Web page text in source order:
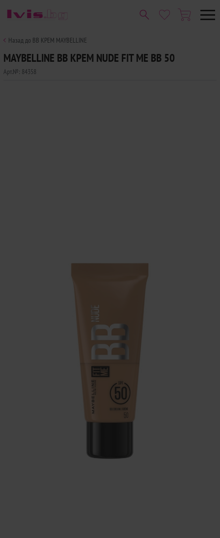
Назад до BB КРЕМ MAYBELLINE
MAYBELLINE BB КРЕМ NUDE FIT ME BB 50
Арт.№: 84358